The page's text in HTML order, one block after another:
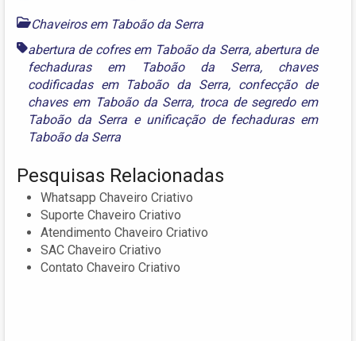
Chaveiros em Taboão da Serra
abertura de cofres em Taboão da Serra, abertura de
fechaduras em Taboão da Serra, chaves
codificadas em Taboão da Serra, confecção de
chaves em Taboão da Serra, troca de segredo em
Taboão da Serrae unificação de fechaduras em
Taboão da Serra
Pesquisas Relacionadas
Whatsapp Chaveiro Criativo
Suporte Chaveiro Criativo
Atendimento Chaveiro Criativo
SAC Chaveiro Criativo
Contato Chaveiro Criativo